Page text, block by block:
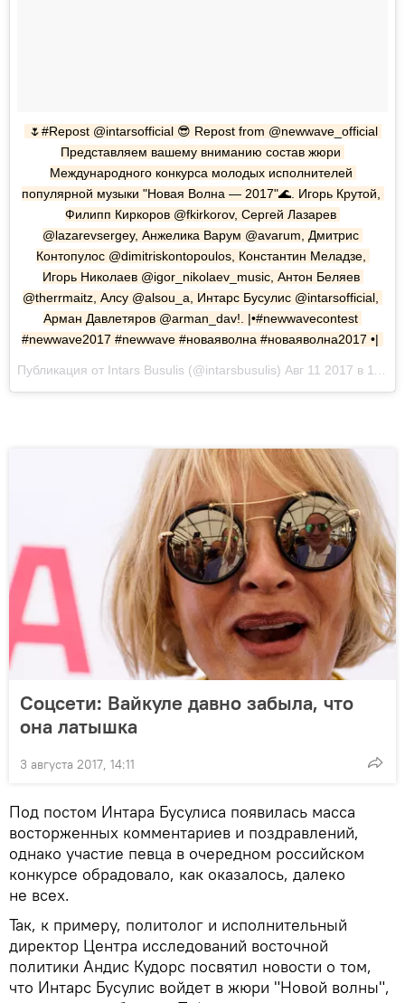
🌷#Repost @intarsofficial 😎 Repost from @newwave_official
Представляем вашему вниманию состав жюри
Международного конкурса молодых исполнителей
популярной музыки "Новая Волна — 2017"🌊. Игорь Крутой,
Филипп Киркоров @fkirkorov, Сергей Лазарев
@lazarevsergey, Анжелика Варум @avarum, Дмитрис
Контопулос @dimitriskontopoulos, Константин Меладзе,
Игорь Николаев @igor_nikolaev_music, Антон Беляев
@therrmaitz, Алсу @alsou_a, Интарс Бусулис @intarsofficial,
Арман Давлетяров @arman_dav!. |•#newwavecontest
#newwave2017 #newwave #новаяволна #новаяволна2017 •|
Соцсети: Вайкуле давно забыла, что
она латышка
3 августа 2017, 14:11
Под постом Интара Бусулиса появилась масса
восторженных комментариев и поздравлений,
однако участие певца в очередном российском
конкурсе обрадовало, как оказалось, далеко
не всех.
Так, к примеру, политолог и исполнительный
директор Центра исследований восточной
политики Андис Кудорс посвятил новости о том,
что Интарс Бусулис войдет в жюри "Новой волны",